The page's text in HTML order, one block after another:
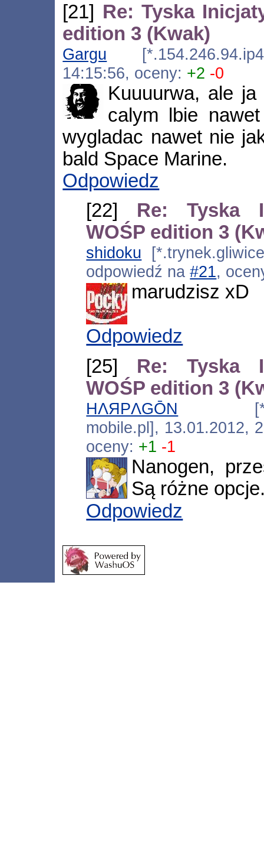
[21] Re: Tyska
edition 3 (Kwak)
Gargu
14:15:56, oceny: +2 -0
Kuuuurwa, ale
calym lbie
wygladac nawet nie
bald Space Marine.
Odpowiedz
[22] Re: Tyska
WOŚP edition 3
shidoku
odpowiedź na#21,
marudzisz xD
Odpowiedz
[25] Re: Tyska
WOŚP edition 3
HΛЯPΛGŌN
mobile.pl], 13.01.2012,
oceny: +1 -1
Nanogen,
Są różne
Odpowiedz